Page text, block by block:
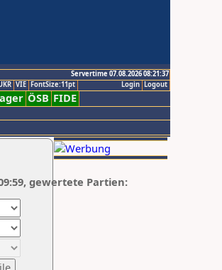
Servertime 07.08.2026 08:21:37
Logout
Login
VIE FontSize:11pt
ÖSB FIDE
gewertete Partien: